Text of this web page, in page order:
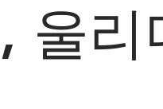
울